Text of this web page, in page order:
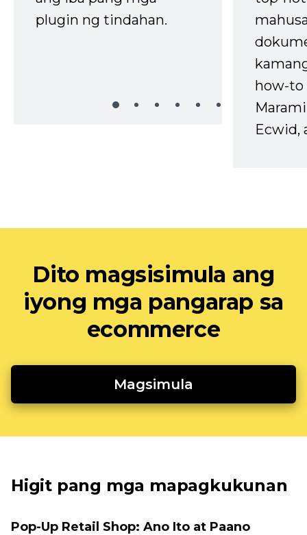
plugin ng tindahan.
how-to
Ecwid,
Dito magsisimula ang
iyong mga pangarap sa
ecommerce
Magsimula
Higit pang mga mapagkukunan
Pop-Up Retail Shop: Ano Ito at Paano